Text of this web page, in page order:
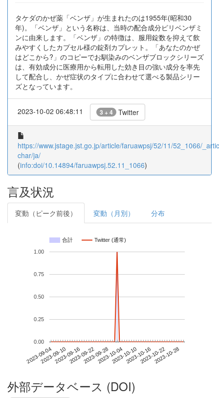
タケダのかぜ薬「ベンザ」が生まれたのは1955年(昭和30
年)。「ベンザ」という名称は、当時の配合成分ピリベンザミ
ンに由来します。「ベンザ」の特徴は、服用錠数を抑えて飲
みやすくしたカプセル様の錠剤カプレット。「あなたのかぜ
はどこから?」のコピーでお馴染みのベンザブロックシリーズ
は、有効成分に医療用から転用した効き目の強い成分を率先
して配合し、かぜ症状のタイプに合わせて選べる製品シリー
ズとなっています。
2023-10-02 06:48:11 3 + 4 Twitter
https://www.jstage.jst.go.jp/article/faruawpsj/52/11/52_1066/
char/ja/
(info:doi/10.14894/faruawpsj.52.11_1066)
言及状況
変動（ピーク前後） 変動（月別） 分布
合計 Twitter (通常)
2023-09-042023-09-102023-09-162023-09-222023-09-282023-10-042023-10-102023-10-162023-10-222023-10-28
0.00
0.25
0.50
0.75
1.00
外部データベース (DOI)